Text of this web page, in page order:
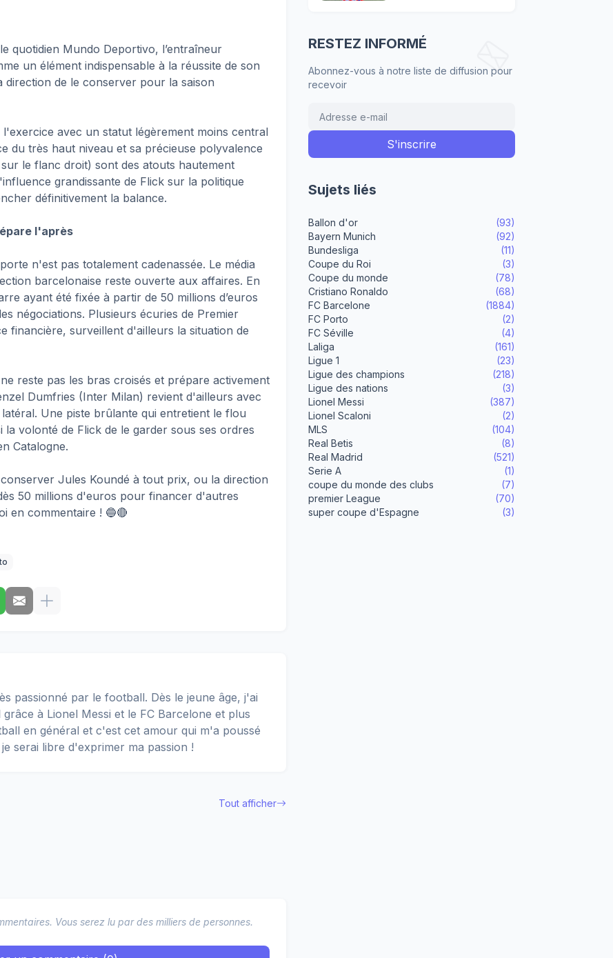
quotidien Mundo Deportivo, l’entraîneur
un élément indispensable à la réussite de son
direction de le conserver pour la saison
avec un statut légèrement moins central
du très haut niveau et sa précieuse polyvalence
le flanc droit) sont des atouts hautement
grandissante de Flick sur la politique
définitivement la balance.
l'après
n'est pas totalement cadenassée. Le média
barcelonaise reste ouverte aux affaires. En
ayant été fixée à partir de 50 millions d’euros
négociations. Plusieurs écuries de Premier
financière, surveillent d'ailleurs la situation de
reste pas les bras croisés et prépare activement
Dumfries (Inter Milan) revient d'ailleurs avec
Une piste brûlante qui entretient le flou
volonté de Flick de le garder sous ses ordres
Catalogne.
Jules Koundé à tout prix, ou la direction
50 millions d'euros pour financer d'autres
en commentaire ! 🔵🔴
passionné par le football. Dès le jeune âge, j'ai
à Lionel Messi et le FC Barcelone et plus
en général et c'est cet amour qui m'a poussé
serai libre d'exprimer ma passion !
Tout afficher
Vous serez lu par des milliers de personnes.
RESTEZ INFORMÉ
Abonnez-vous à notre liste de diffusion pour
recevoir
Sujets liés
Ballon d'or
(93)
Bayern Munich
(92)
Bundesliga
(11)
Coupe du Roi
(3)
Coupe du monde
(78)
Cristiano Ronaldo
(68)
FC Barcelone
(1884)
FC Porto
(2)
FC Séville
(4)
Laliga
(161)
Ligue 1
(23)
Ligue des champions
(218)
Ligue des nations
(3)
Lionel Messi
(387)
Lionel Scaloni
(2)
MLS
(104)
Real Betis
(8)
Real Madrid
(521)
Serie A
(1)
coupe du monde des clubs
(7)
premier League
(70)
super coupe d'Espagne
(3)